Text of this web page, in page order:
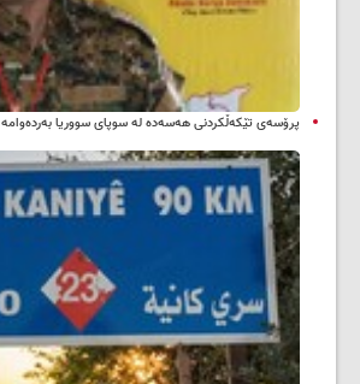
پرۆسەی تێکەڵکردنی هەسەدە لە سوپای سووریا بەردەوامە